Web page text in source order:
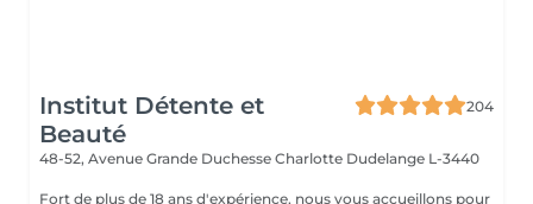
Institut Détente et
Beauté
204
48-52, Avenue Grande Duchesse Charlotte Dudelange L-3440
Fort de plus de 18 ans d'expérience, nous vous accueillons pour